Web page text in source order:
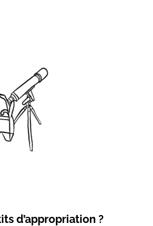
d’appropriation ?